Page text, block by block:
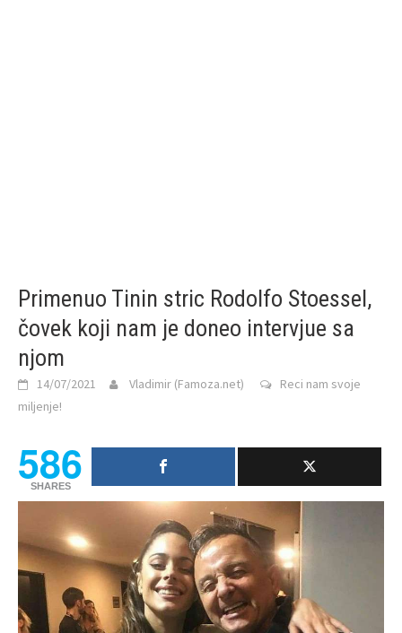
Primenuo Tinin stric Rodolfo Stoessel,
čovek koji nam je doneo intervjue sa
njom
14/07/2021 Vladimir (Famoza.net)
Reci nam svoje
miljenje!
586
SHARES